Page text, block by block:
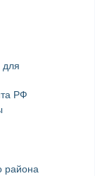
для
РФ
района